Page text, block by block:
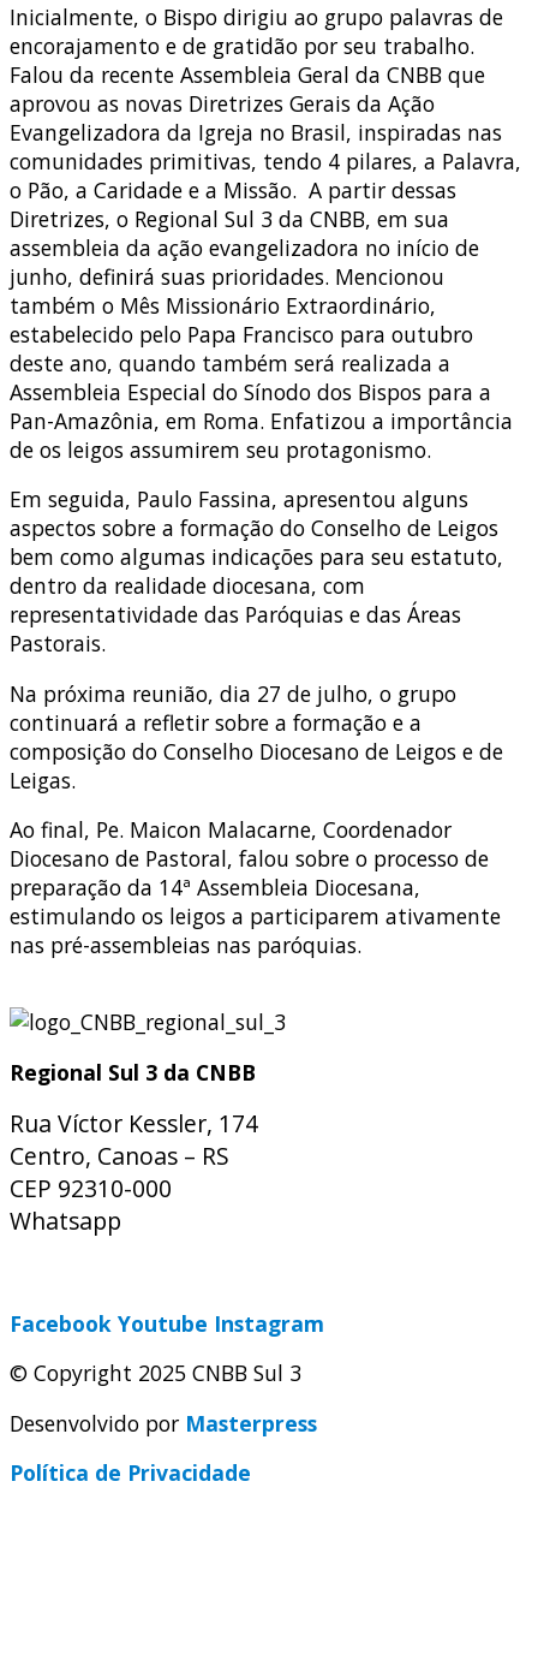
Inicialmente, o Bispo dirigiu ao grupo palavras de
encorajamento e de gratidão por seu trabalho.
Falou da recente Assembleia Geral da CNBB que
aprovou as novas Diretrizes Gerais da Ação
Evangelizadora da Igreja no Brasil, inspiradas nas
comunidades primitivas, tendo 4 pilares, a Palavra,
o Pão, a Caridade e a Missão. A partir dessas
Diretrizes, o Regional Sul 3 da CNBB, em sua
assembleia da ação evangelizadora no início de
junho, definirá suas prioridades. Mencionou
também o Mês Missionário Extraordinário,
estabelecido pelo Papa Francisco para outubro
deste ano, quando também será realizada a
Assembleia Especial do Sínodo dos Bispos para a
Pan-Amazônia, em Roma. Enfatizou a importância
de os leigos assumirem seu protagonismo.
Em seguida, Paulo Fassina, apresentou alguns
aspectos sobre a formação do Conselho de Leigos
bem como algumas indicações para seu estatuto,
dentro da realidade diocesana, com
representatividade das Paróquias e das Áreas
Pastorais.
Na próxima reunião, dia 27 de julho, o grupo
continuará a refletir sobre a formação e a
composição do Conselho Diocesano de Leigos e de
Leigas.
Ao final, Pe. Maicon Malacarne, Coordenador
Diocesano de Pastoral, falou sobre o processo de
preparação da 14ª Assembleia Diocesana,
estimulando os leigos a participarem ativamente
nas pré-assembleias nas paróquias.
Regional Sul 3 da CNBB
Rua Víctor Kessler, 174
Centro, Canoas – RS
CEP 92310-000
Whatsapp
Facebook Youtube Instagram
© Copyright 2025 CNBB Sul 3
Desenvolvido por Masterpress
Política de Privacidade